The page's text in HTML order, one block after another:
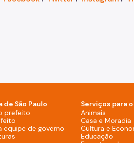
de São Paulo
prefeito Agenda do prefeito (Rodapé -
Dia do Prefeito (Rodapé - Desktop)
equipe de governo Conheça a equipe
Subprefeituras (Rodapé - Desktop)
Serviços para
Animais
Casa e Moradia
Cultura e
Educação